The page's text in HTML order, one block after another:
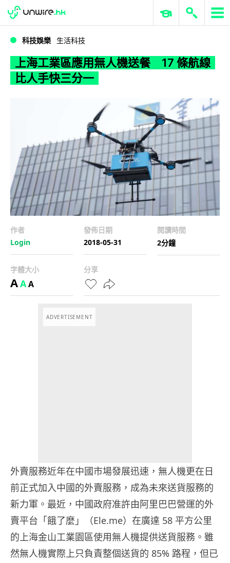
WWDC 2026 ERP 與商業 AI
科技娛樂 生活科技
上海工業區應用無人機送餐 17 條航線
比人手快三分一
作者
Login
發佈日期
2018-05-31
閱讀時間
2分鐘
字體大小
AAA
分享
ADVERTISEMENT
外賣服務近年在中國市場發展迅速，無人機更在日
前正式加入中國的外賣服務，成為未來送貨服務的
新力軍。最近，中國政府准許由阿里巴巴營運的外
賣平台「餓了麼」（Ele.me）在廣達 58 平方公里
的上海金山工業園區使用無人機提供送貨服務。雖
然無人機實際上只負責整個送貨的 85% 路程，但已